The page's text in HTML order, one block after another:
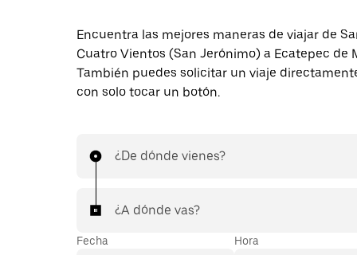
Encuentra las mejores maneras de viajar de
Cuatro Vientos (San Jerónimo) a Ecatepec de
También puedes solicitar un viaje
con solo tocar un botón.
¿De dónde vienes?
¿A dónde vas?
Fecha Hora